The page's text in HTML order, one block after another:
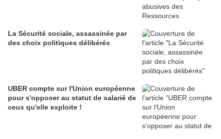
La Sécurité sociale, assassinée par
des choix politiques délibérés
UBER compte sur l'Union européenne
pour s'opposer au statut de salarié de
ceux qu'elle exploite !